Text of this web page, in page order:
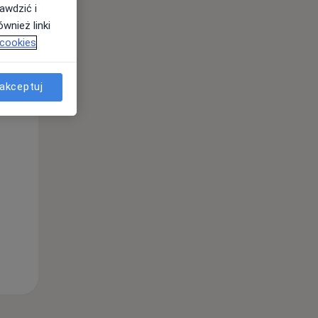
12 Sie
i
linki